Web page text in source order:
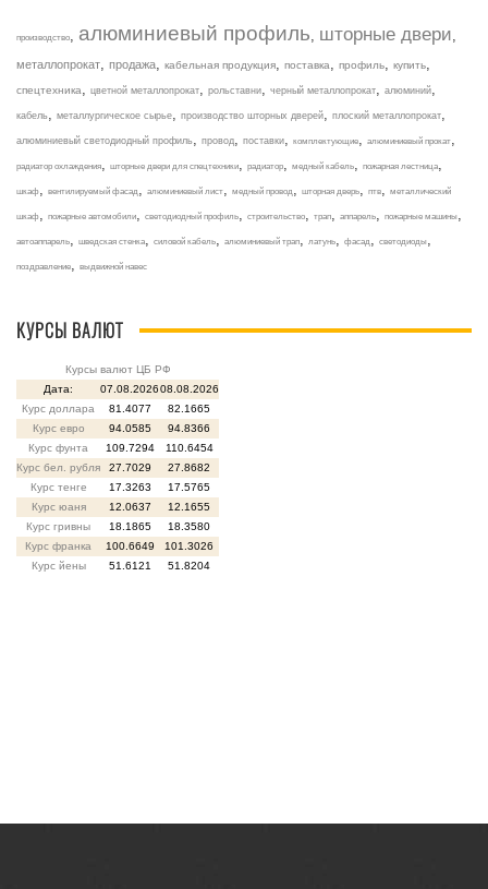
производство алюминиевый профиль шторные двери
металлопрокат продажа кабельная продукция поставка профиль купить
спецтехника цветной металлопрокат рольставни черный металлопрокат алюминий
кабель металлургическое сырье производство шторных дверей плоский металлопрокат
алюминиевый светодиодный профиль провод поставки комплектующие алюминиевый прокат
радиатор охлаждения шторные двери для спецтехники радиатор медный кабель пожарная лестница
шкаф вентилируемый фасад алюминиевый лист медный провод шторная дверь птв металлический
шкаф пожарные автомобили светодиодный профиль строительство трап аппарель пожарные машины
автоаппарель шведская стенка силовой кабель алюминиевый трап латунь фасад светодиоды
поздравление выдвижной навес
КУРСЫ ВАЛЮТ
Курсы валют ЦБ РФ
Дата:
07.08.202608.08.2026
Курс доллара
81.4077
82.1665
Курс евро
94.0585
94.8366
Курс фунта
109.7294
110.6454
Курс бел. рубля
27.7029
27.8682
Курс тенге
17.3263
17.5765
Курс юаня
12.0637
12.1655
Курс гривны
18.1865
18.3580
Курс франка
100.6649
101.3026
Курс йены
51.6121 51.8204